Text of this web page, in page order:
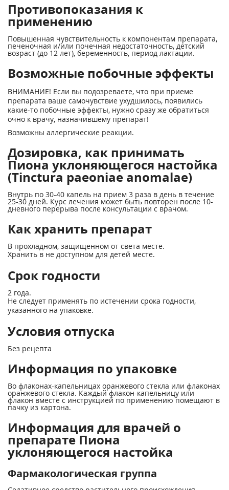
Противопоказания к
применению
Повышенная чувствительность к компонентам препарата,
печеночная и/или почечная недостаточность, детский
возраст (до 12 лет), беременность, период лактации.
Возможные побочные эффекты
ВНИМАНИЕ! Если вы подозреваете, что при приеме
препарата ваше самочувствие ухудшилось, появились
какие-то побочные эффекты, нужно сразу же обратиться
очно к врачу, назначившему препарат!
Возможны аллергические реакции.
Дозировка, как принимать
Пиона уклоняющегося настойка
(Tinctura paeoniae anomalae)
Внутрь по 30-40 капель на прием 3 раза в день в течение
25-30 дней. Курс лечения может быть повторен после 10-
дневного перерыва после консультации с врачом.
Как хранить препарат
В прохладном, защищенном от света месте.
Хранить в не доступном для детей месте.
Срок годности
2 года.
Не следует применять по истечении срока годности,
указанного на упаковке.
Условия отпуска
Без рецепта
Информация по упаковке
Во флаконах-капельницах оранжевого стекла или флаконах
оранжевого стекла. Каждый флакон-капельницу или
флакон вместе с инструкцией по применению помещают в
пачку из картона.
Информация для врачей о
препарате Пиона
уклоняющегося настойка
Фармакологическая группа